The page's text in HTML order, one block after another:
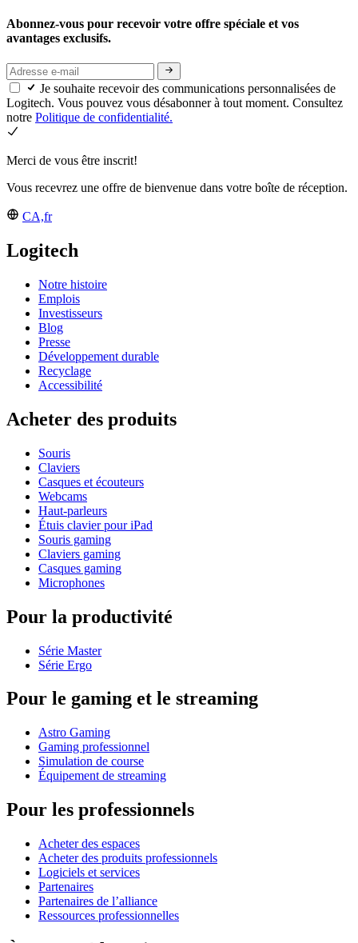
Abonnez-vous pour recevoir votre offre spéciale et vos
avantages exclusifs.
Je souhaite recevoir des communications personnalisées de
Logitech. Vous pouvez vous désabonner à tout moment. Consultez
notre Politique de confidentialité.
Merci de vous être inscrit!
Vous recevrez une offre de bienvenue dans votre boîte de réception.
CA,fr
Logitech
Notre histoire
Emplois
Investisseurs
Blog
Presse
Développement durable
Recyclage
Accessibilité
Acheter des produits
Souris
Claviers
Casques et écouteurs
Webcams
Haut-parleurs
Étuis clavier pour iPad
Souris gaming
Claviers gaming
Casques gaming
Microphones
Pour la productivité
Série Master
Série Ergo
Pour le gaming et le streaming
Astro Gaming
Gaming professionnel
Simulation de course
Équipement de streaming
Pour les professionnels
Acheter des espaces
Acheter des produits professionnels
Logiciels et services
Partenaires
Partenaires de l’alliance
Ressources professionnelles